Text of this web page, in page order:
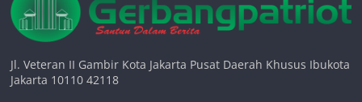
Jl. Veteran II Gambir Kota Jakarta Pusat Daerah Khusus Ibukota
Jakarta 10110 42118